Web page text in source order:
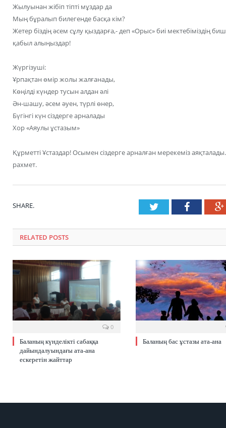
Жылуынан жібіп тіпті мұздар да
Мың бұралып билегенде басқа кім?
Жетер біздің әсем сұлу қыздарға,- деп «Орыс» биі мектебіміздің
қабыл алыңыздар!
Жүргізуші:
Ұрпақтан өмір жолы жалғанады,
Көңілді күндер тусын алдан әлі
Ән-шашу, әсем әуен, түрлі өнер,
Бүгінгі күн сіздерге арналады
Хор «Аяулы ұстазым»
Құрметті Ұстаздар! Осымен сіздерге арналған мерекеміз
рахмет.
SHARE. Twitter
RELATED POSTS
0
Баланың күнделікті сабаққа
дайындалуындағы ата-ана
ескеретін жайттар
Баланың бас ұстазы ата-ана